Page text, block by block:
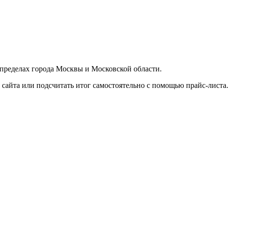
города Москвы и Московской области.
или подсчитать итог самостоятельно с помощью прайс-листа.